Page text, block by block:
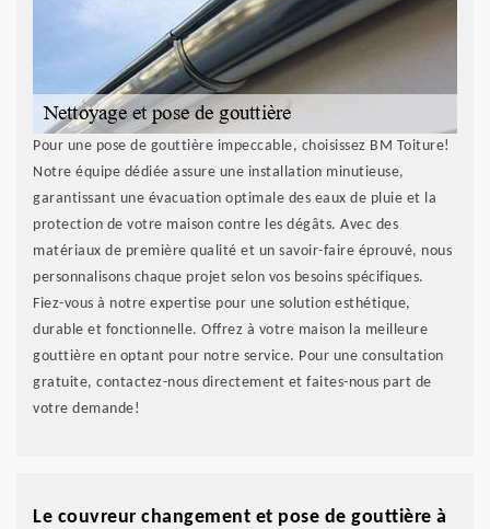
Pour une pose de gouttière impeccable, choisissez BM Toiture!
Notre équipe dédiée assure une installation minutieuse,
garantissant une évacuation optimale des eaux de pluie et la
protection de votre maison contre les dégâts. Avec des
matériaux de première qualité et un savoir-faire éprouvé, nous
personnalisons chaque projet selon vos besoins spécifiques.
Fiez-vous à notre expertise pour une solution esthétique,
durable et fonctionnelle. Offrez à votre maison la meilleure
gouttière en optant pour notre service. Pour une consultation
gratuite, contactez-nous directement et faites-nous part de
votre demande!
Le couvreur changement et pose de gouttière à